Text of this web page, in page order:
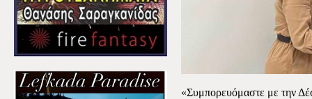
«Συμπορευόμαστε με την